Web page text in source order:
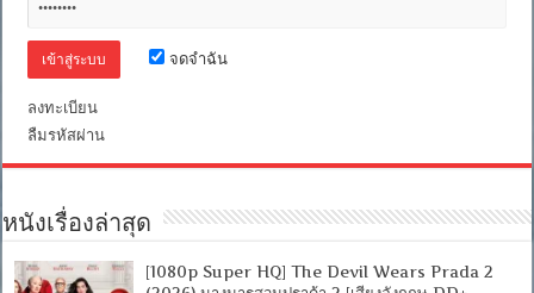
บรรยาย
ไทย]
จดจำฉัน
ลงทะเบียน
ลืมรหัสผ่าน
หนังเรื่องล่าสุด
[1080p Super HQ] The Devil Wears Prada 2